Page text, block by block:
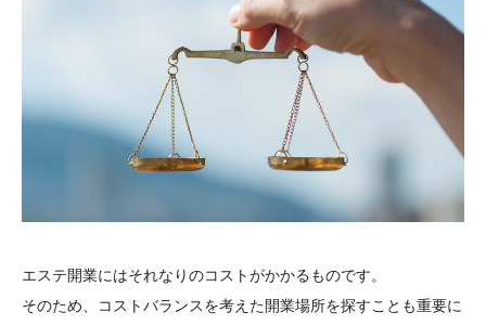
エステ開業にはそれなりのコストがかかるものです。
そのため、コストバランスを考えた開業場所を探すことも重要に